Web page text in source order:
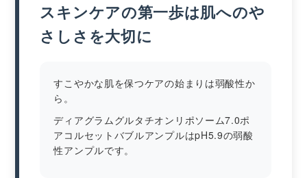
スキンケアの第一歩は肌へのや
さしさを大切に
すこやかな肌を保つケアの始まりは弱酸性か
ら。
ディアグラムグルタチオンリポソーム7.0ポ
アコルセットバブルアンプルはpH5.9の弱酸
性アンプルです。